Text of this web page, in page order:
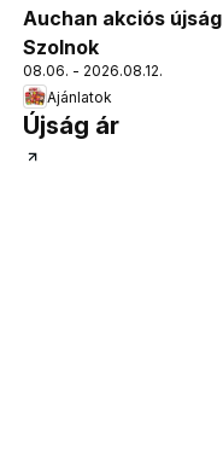
Auchan akciós újság
Szolnok
08.06. - 2026.08.12.
Ajánlatok
Újság ár